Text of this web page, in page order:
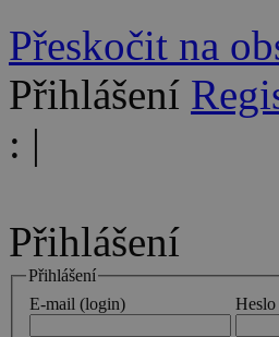
Přeskočit na
Přihlášení
: |
Přihlášení
Přihlášení
E-mail (login)
Heslo